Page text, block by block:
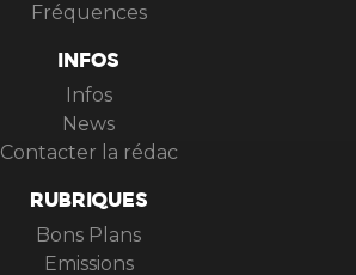
Fréquences
INFOS
Infos
News
Contacter la rédac
RUBRIQUES
Bons Plans
Emissions